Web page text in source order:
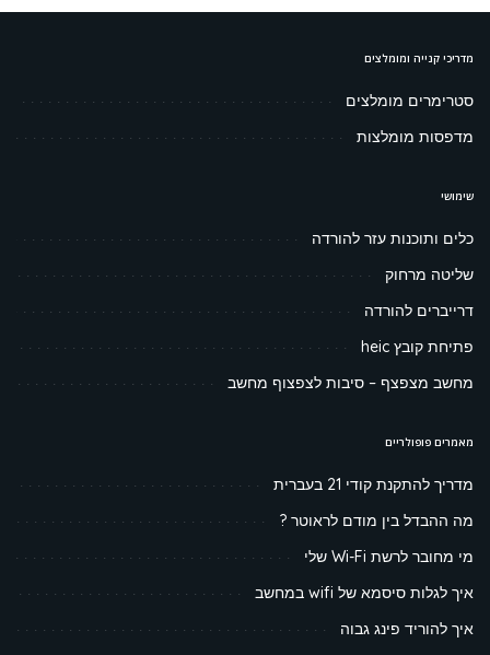
מדריכי קנייה ומומלצים
סטרימרים מומלצים
מדפסות מומלצות
שימושי
כלים ותוכנות עזר להורדה
שליטה מרחוק
דרייברים להורדה
פתיחת קובץ heic
מחשב מצפצף – סיבות לצפצוף מחשב
מאמרים פופולריים
מדריך להתקנת קודי 21 בעברית
מה ההבדל בין מודם לראוטר ?
מי מחובר לרשת Wi-Fi שלי
איך לגלות סיסמא של wifi במחשב
איך להוריד פינג גבוה